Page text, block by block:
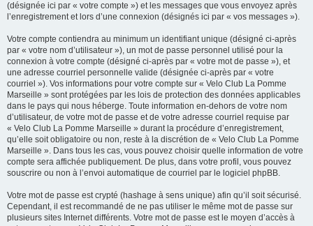
(désignée ici par « votre compte ») et les messages que vous envoyez après
l’enregistrement et lors d’une connexion (désignés ici par « vos messages »).
Votre compte contiendra au minimum un identifiant unique (désigné ci-après
par « votre nom d’utilisateur »), un mot de passe personnel utilisé pour la
connexion à votre compte (désigné ci-après par « votre mot de passe »), et
une adresse courriel personnelle valide (désignée ci-après par « votre
courriel »). Vos informations pour votre compte sur « Velo Club La Pomme
Marseille » sont protégées par les lois de protection des données applicables
dans le pays qui nous héberge. Toute information en-dehors de votre nom
d’utilisateur, de votre mot de passe et de votre adresse courriel requise par
« Velo Club La Pomme Marseille » durant la procédure d’enregistrement,
qu’elle soit obligatoire ou non, reste à la discrétion de « Velo Club La Pomme
Marseille ». Dans tous les cas, vous pouvez choisir quelle information de votre
compte sera affichée publiquement. De plus, dans votre profil, vous pouvez
souscrire ou non à l’envoi automatique de courriel par le logiciel phpBB.
Votre mot de passe est crypté (hashage à sens unique) afin qu’il soit sécurisé.
Cependant, il est recommandé de ne pas utiliser le même mot de passe sur
plusieurs sites Internet différents. Votre mot de passe est le moyen d’accès à